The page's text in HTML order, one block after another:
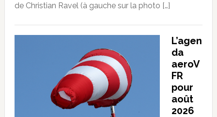
de Christian Ravel (à gauche sur la photo […]
L’agen
da
aeroV
FR
pour
août
2026